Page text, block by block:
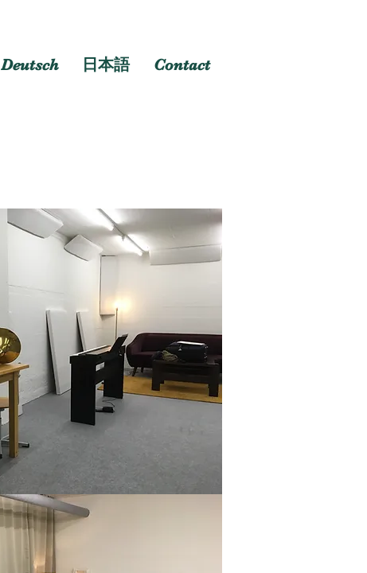
Deutsch 日本語 Contact